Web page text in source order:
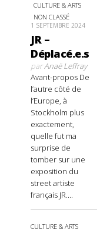
CULTURE & ARTS
NON CLASSÉ
1 SEPTEMBRE 2024
JR –
Déplacé.e.s
parAnaë Leffray
Avant-propos De
l’autre côté de
l’Europe, à
Stockholm plus
exactement,
quelle fut ma
surprise de
tomber sur une
exposition du
street artiste
français JR....
CULTURE & ARTS